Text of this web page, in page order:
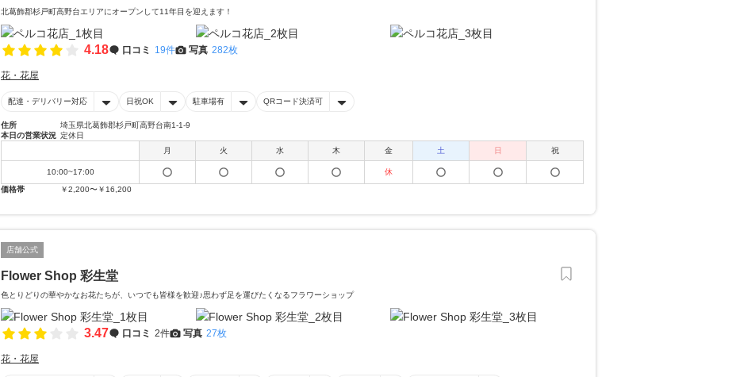
北葛飾郡杉戸町高野台エリアにオープンして11年目を迎えます！
4.18 口コミ 19件 写真 282枚
花・花屋
配達・デリバリー対応 日祝OK 駐車場有 QRコード決済可
住所
埼玉県北葛飾郡杉戸町高野台南1-1-9
本日の営業状況 定休日
月
火 水 木 金 土 日 祝
10:00~17:00
休
価格帯
￥2,200〜￥16,200
店舗公式
Flower Shop 彩生堂
色とりどりの華やかなお花たちが、いつでも皆様を歓迎♪思わず足を運びたくなるフラワーショップ
3.47 口コミ 2件 写真 27枚
花・花屋